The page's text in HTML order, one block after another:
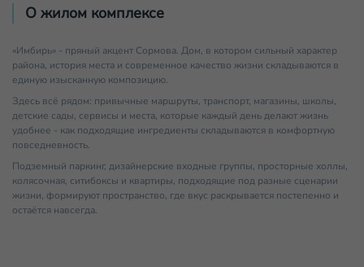
О жилом комплексе
«Имбирь» - пряный акцент Сормова. Дом, в котором сильный характер
района, история места и современное качество жизни складываются в
единую изысканную композицию.
Здесь всё рядом: привычные маршруты, транспорт, магазины, школы,
детские сады, сервисы и места, которые каждый день делают жизнь
удобнее - как подходящие ингредиенты складываются в комфортную
повседневность.
Подземный паркинг, дизайнерские входные группы, просторные холлы,
колясочная, ситибоксы и квартиры, подходящие под разные сценарии
жизни, формируют пространство, где вкус раскрывается постепенно и
остаётся навсегда.